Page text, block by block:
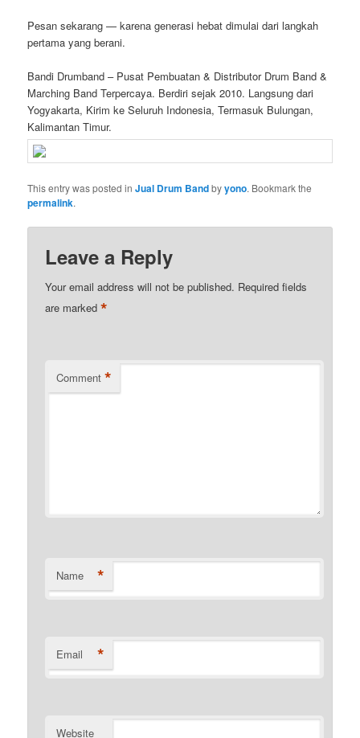
Pesan sekarang — karena generasi hebat dimulai dari langkah
pertama yang berani.
Bandi Drumband – Pusat Pembuatan & Distributor Drum Band &
Marching Band Terpercaya. Berdiri sejak 2010. Langsung dari
Yogyakarta, Kirim ke Seluruh Indonesia, Termasuk Bulungan,
Kalimantan Timur.
This entry was posted inJual Drum Bandbyyono. Bookmark the
permalink.
Leave a Reply
Your email address will not be published. Required fields
are marked*
Comment *
Name *
Email *
Website